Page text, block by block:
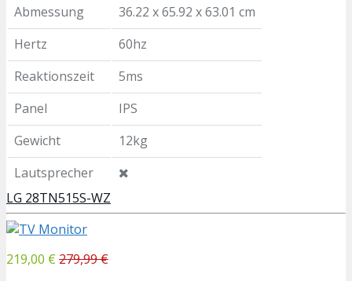
Abmessung
36.22 x 65.92 x 63.01 cm
Hertz
60hz
Reaktionszeit
5ms
Panel
IPS
Gewicht
12kg
Lautsprecher
LG 28TN515S-WZ
219,00 € 279,99 €